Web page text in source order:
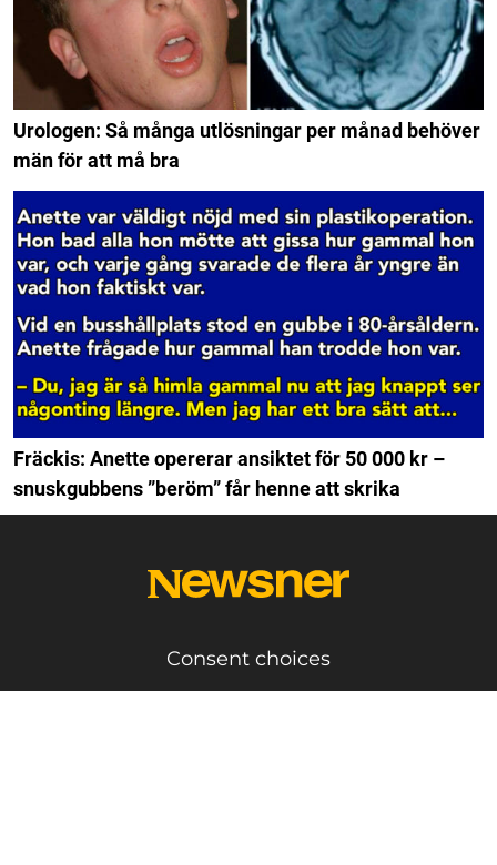
Urologen: Så många utlösningar per månad behöver
män för att må bra
Fräckis: Anette opererar ansiktet för 50 000 kr –
snuskgubbens ”beröm” får henne att skrika
Consent choices